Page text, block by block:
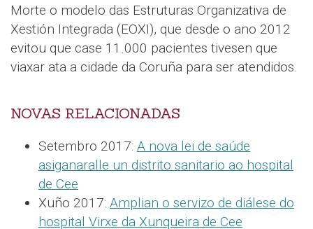
Morte o modelo das Estruturas Organizativa de
Xestión Integrada (EOXI), que desde o ano 2012
evitou que case 11.000 pacientes tivesen que
viaxar ata a cidade da Coruña para ser atendidos.
NOVAS RELACIONADAS
Setembro 2017: A nova lei de saúde
asiganaralle un distrito sanitario ao hospital
de Cee
Xuño 2017: Amplian o servizo de diálese do
hospital Virxe da Xunqueira de Cee